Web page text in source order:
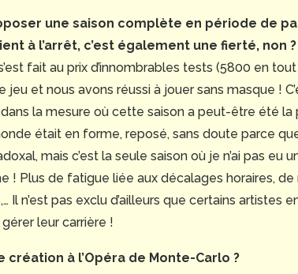
une saison complète en période de
à l’arrêt, c’est également une fierté, non ?
fait au prix d’innombrables tests (5800 en
jeu et nous avons réussi à jouer sans masque !
la mesure où cette saison a peut-être été la
était en forme, reposé, sans doute parce
mais c’est la seule saison où je n’ai pas eu
! Plus de fatigue liée aux décalages horaires, de
Il n’est pas exclu d’ailleurs que certains artistes
leur carrière !
création à l’Opéra de Monte-Carlo ?